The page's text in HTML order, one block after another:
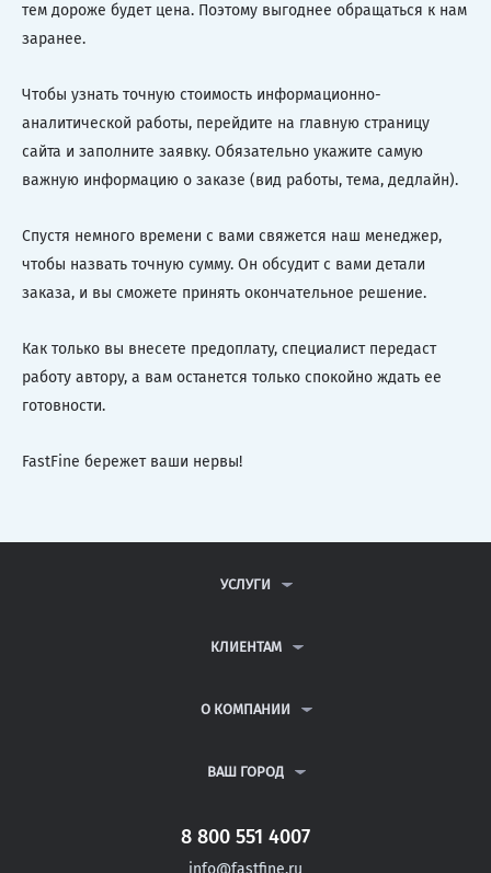
тем дороже будет цена. Поэтому выгоднее обращаться к нам
заранее.
Чтобы узнать точную стоимость информационно-
аналитической работы, перейдите на главную страницу
сайта и заполните заявку. Обязательно укажите самую
важную информацию о заказе (вид работы, тема, дедлайн).
Спустя немного времени с вами свяжется наш менеджер,
чтобы назвать точную сумму. Он обсудит с вами детали
заказа, и вы сможете принять окончательное решение.
Как только вы внесете предоплату, специалист передаст
работу автору, а вам останется только спокойно ждать ее
готовности.
FastFine бережет ваши нервы!
УСЛУГИ
ДИПЛОМНЫЕ РАБОТЫ
РЕФЕРАТЫ
КЛИЕНТАМ
ВОПРОСЫ И ОТВЕТЫ
ПОЛИТИКА КОНФИДЕНЦИАЛЬНОСТИ
О КОМПАНИИ
КОНТАКТЫ
ВАШ ГОРОД
САНКТ-ПЕТЕРБУРГ
ЛЫСЬВА
8 800 551 4007